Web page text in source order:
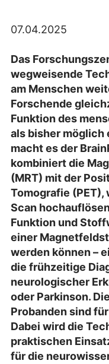
07.04.2025
Das
wegweisende
am Menschen
Forschende
Funktion des
als bisher möglich
macht es der
kombiniert die
(MRT) mit der
Tomografie
Scan
Funktion und
einer
werden können –
die frühzeitige
neurologischer
oder Parkinson.
Probanden sind
Dabei wird die
praktischen
für die